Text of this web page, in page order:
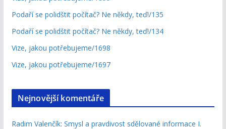
Podaří se polidštit počítač? Ne někdy, teď!/135
Podaří se polidštit počítač? Ne někdy, teď!/134
Vize, jakou potřebujeme/1698
Vize, jakou potřebujeme/1697
Nejnovější komentáře
Radim Valenčík: Smysl a pravdivost sdělované informace I.